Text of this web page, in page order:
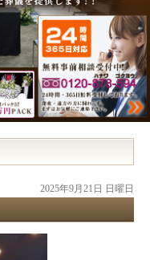
2025年9月21日 日曜日